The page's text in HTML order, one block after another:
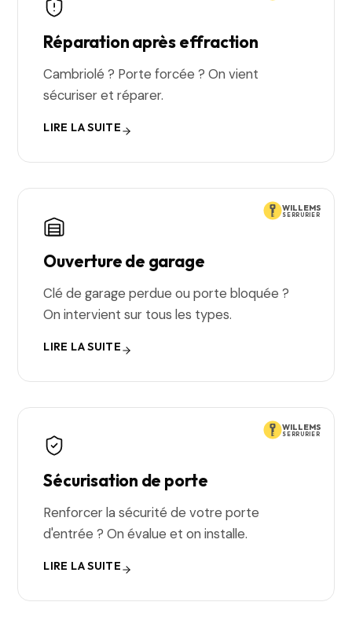
Réparation après effraction
Cambriolé ? Porte forcée ? On vient
sécuriser et réparer.
LIRE LA SUITE
WILLEMS
SERRURIER
Ouverture de garage
Clé de garage perdue ou porte bloquée ?
On intervient sur tous les types.
LIRE LA SUITE
WILLEMS
SERRURIER
Sécurisation de porte
Renforcer la sécurité de votre porte
d'entrée ? On évalue et on installe.
LIRE LA SUITE